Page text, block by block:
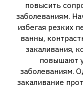
повысить
заболеваниям.
избегая резких
ванны,
закаливания,
повышают
заболеваниям.
закаливание